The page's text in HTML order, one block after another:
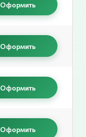
Оформить
Оформить
Оформить
Оформить